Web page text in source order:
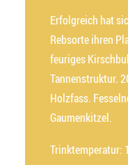
Erfolgreich hat
Rebsorte ihren
feuriges
Tannenstruktur.
Holzfass.
Gaumenkitzel.
Trinktemperatur: